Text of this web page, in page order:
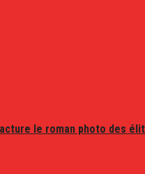
le roman photo des